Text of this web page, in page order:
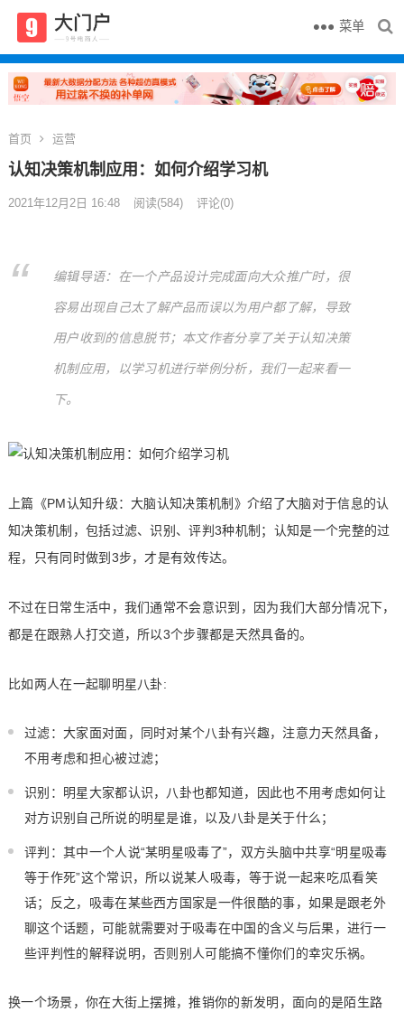
菜单
首页 运营
认知决策机制应用：如何介绍学习机
2021年12月2日 16:48 阅读(584) 评论(0)
编辑导语：在一个产品设计完成面向大众推广时，很
容易出现自己太了解产品而误以为用户都了解，导致
用户收到的信息脱节；本文作者分享了关于认知决策
机制应用，以学习机进行举例分析，我们一起来看一
下。
上篇《PM认知升级：大脑认知决策机制》介绍了大脑对于信息的认
知决策机制，包括过滤、识别、评判3种机制；认知是一个完整的过
程，只有同时做到3步，才是有效传达。
不过在日常生活中，我们通常不会意识到，因为我们大部分情况下，
都是在跟熟人打交道，所以3个步骤都是天然具备的。
比如两人在一起聊明星八卦:
过滤：大家面对面，同时对某个八卦有兴趣，注意力天然具备，
不用考虑和担心被过滤；
识别：明星大家都认识，八卦也都知道，因此也不用考虑如何让
对方识别自己所说的明星是谁，以及八卦是关于什么；
评判：其中一个人说“某明星吸毒了”，双方头脑中共享“明星吸毒
等于作死”这个常识，所以说某人吸毒，等于说一起来吃瓜看笑
话；反之，吸毒在某些西方国家是一件很酷的事，如果是跟老外
聊这个话题，可能就需要对于吸毒在中国的含义与后果，进行一
些评判性的解释说明，否则别人可能搞不懂你们的幸灾乐祸。
换一个场景，你在大街上摆摊，推销你的新发明，面向的是陌生路